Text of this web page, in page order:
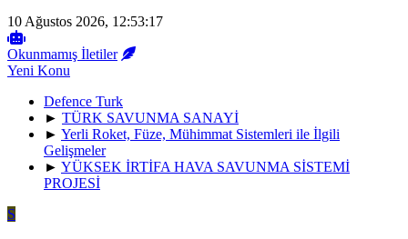
10 Ağustos 2026, 12:53:17
Okunmamış İletiler
Yeni Konu
Defence Turk
► TÜRK SAVUNMA SANAYİ
► Yerli Roket, Füze, Mühimmat Sistemleri ile İlgili
Gelişmeler
► YÜKSEK İRTİFA HAVA SAVUNMA SİSTEMİ
PROJESİ
S